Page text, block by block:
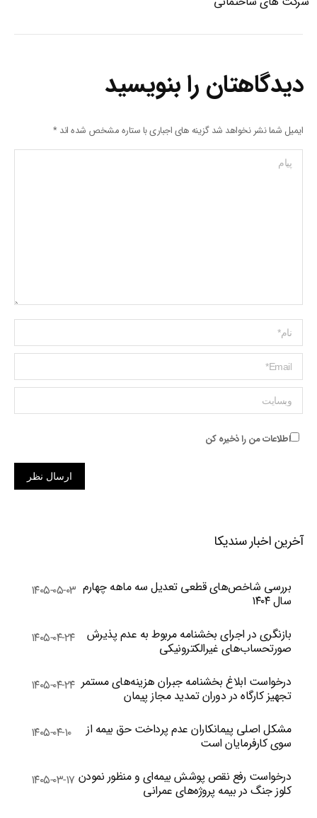
دیدگاهتان را بنویسید
ایمیل شما نشر نخواهد شد گزینه های اجباری با ستاره مشخص شده اند*
پیام
Name *
ایمیل *
وبسایت
اطلاعات من را ذخیره کن
ارسال نظر
آخرین اخبار سندیکا
بررسی شاخص‌های قطعی تعدیل سه ماهه چهارم
سال ۱۴۰۴
۱۴۰۵-۰۵-۰۳
بازنگری در اجرای بخشنامه مربوط به عدم پذیرش
صورتحساب‌های غیرالکترونیکی
۱۴۰۵-۰۴-۲۴
درخواست ابلاغ بخشنامه جبران هزینه‌های مستمر
تجهیز کارگاه در دوران تمدید مجاز پیمان
۱۴۰۵-۰۴-۲۴
مشکل اصلی پیمانکاران عدم پرداخت حق بیمه از
سوی کارفرمایان است
۱۴۰۵-۰۴-۱۰
درخواست رفع نقص پوشش بیمه‌ای و منظور نمودن
کلوز جنگ در بیمه پروژه‌های عمرانی
۱۴۰۵-۰۳-۱۷